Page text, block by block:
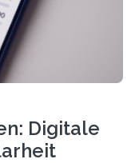
Digitale